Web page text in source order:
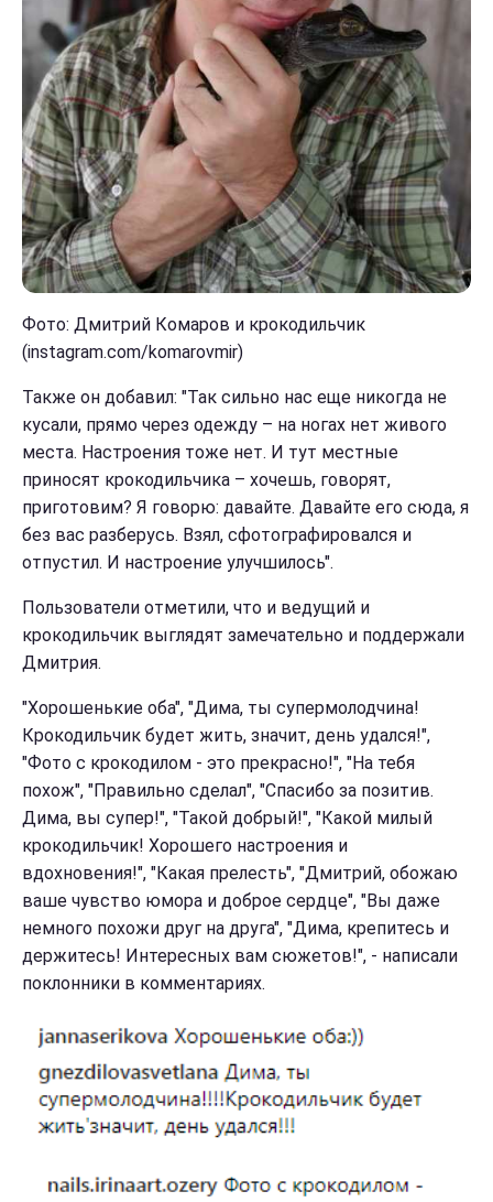
Фото: Дмитрий Комаров и крокодильчик
(instagram.com/komarovmir)
Также он добавил: "Так сильно нас еще никогда не
кусали, прямо через одежду – на ногах нет живого
места. Настроения тоже нет. И тут местные
приносят крокодильчика – хочешь, говорят,
приготовим? Я говорю: давайте. Давайте его сюда, я
без вас разберусь. Взял, сфотографировался и
отпустил. И настроение улучшилось".
Пользователи отметили, что и ведущий и
крокодильчик выглядят замечательно и поддержали
Дмитрия.
"Хорошенькие оба", "Дима, ты супермолодчина!
Крокодильчик будет жить, значит, день удался!",
"Фото с крокодилом - это прекрасно!", "На тебя
похож", "Правильно сделал", "Спасибо за позитив.
Дима, вы супер!", "Такой добрый!", "Какой милый
крокодильчик! Хорошего настроения и
вдохновения!", "Какая прелесть", "Дмитрий, обожаю
ваше чувство юмора и доброе сердце", "Вы даже
немного похожи друг на друга", "Дима, крепитесь и
держитесь! Интересных вам сюжетов!", - написали
поклонники в комментариях.